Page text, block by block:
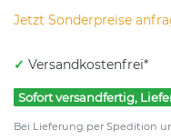
Jetzt Sonderpreise
✓ Versandkostenfrei*
Sofort versandfertig,
Bei Lieferung per Spedition